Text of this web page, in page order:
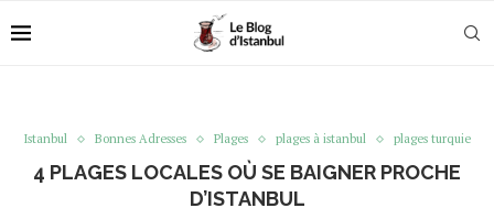
Istanbul Bonnes Adresses Plages plages à istanbul plages turquie
4 PLAGES LOCALES OÙ SE BAIGNER PROCHE
D’ISTANBUL